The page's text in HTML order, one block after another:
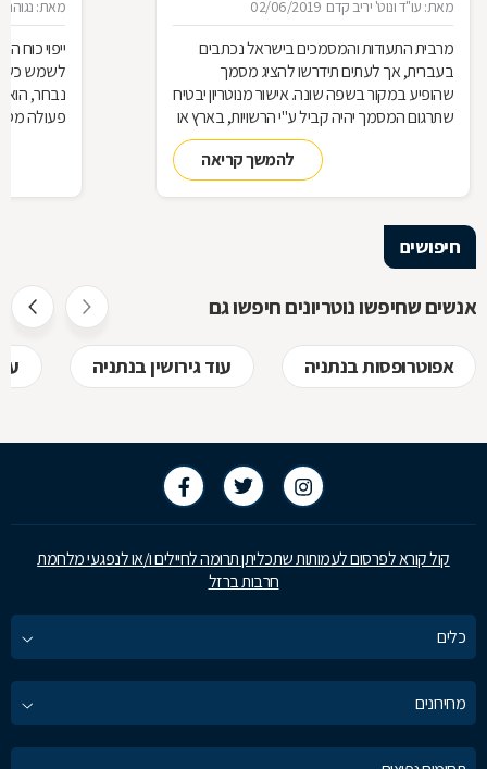
מאת: עו"ד ונוט' יריב קדם 02/06/2019
מרבית התעודות והמסמכים בישראל נכתבים
בעברית, אך לעתים תידרשו להציג מסמך
שהופיע במקור בשפה שונה. אישור מנוטריון יבטיח
שתרגום המסמך יהיה קביל ע"י הרשויות, בארץ או
להמשך קריאה
מאת: נגוהה
ייפוי
לשמש
נבחר, הוא
פעולה
חוזר,
לקבל,
בשמכם
חיפושים
אנשים שחיפשו נוטריונים חיפשו גם
אפוטרופסות בנתניה עוד גירושין בנתניה
קול קורא לפרסום לעמותות שתכליתן תרומה לחיילים ו/או לנפגעי מלחמת
חרבות ברזל
כלים
מחירונים